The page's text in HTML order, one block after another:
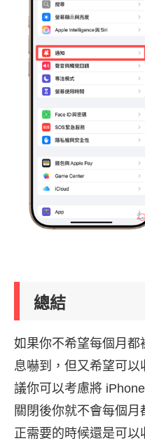
總結
如果你不希望每個月
息嚇到，但又希望可
議你可以考慮將
關閉後你就不會每個
正需要的時候還是可